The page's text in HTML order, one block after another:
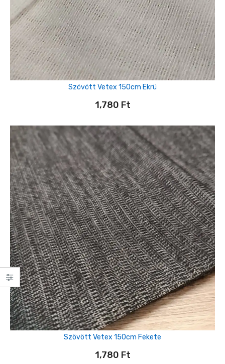
Szövött Vetex 150cm Ekrü
1,780 Ft
Szövött Vetex 150cm Fekete
1,780 Ft